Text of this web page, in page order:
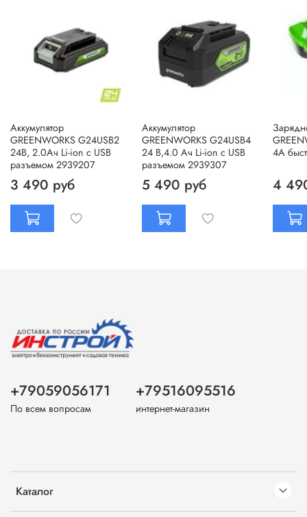
Аккумулятор
GREENWORKS G24USB2
24В, 2.0Ач Li-ion с USB
разъемом 2939207
3 490 руб
Аккумулятор
GREENWORKS G24USB4
24 В,4.0 Ач Li-ion с USB
разъемом 2939307
5 490 руб
4A
4
Каталог
+79059056171
По всем вопросам
+79516095516
интернет-магазин